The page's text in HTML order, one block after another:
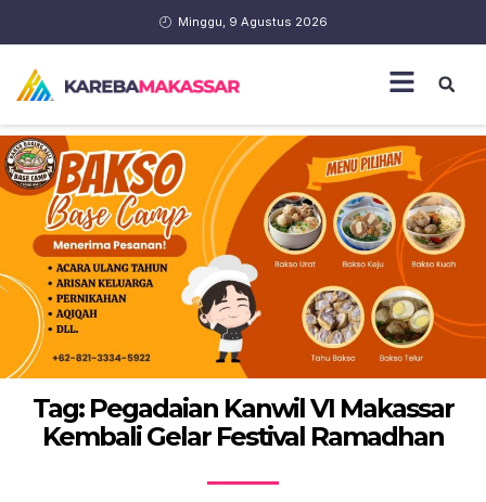
Minggu, 9 Agustus 2026
Tag: Pegadaian Kanwil VI Makassar
Kembali Gelar Festival Ramadhan